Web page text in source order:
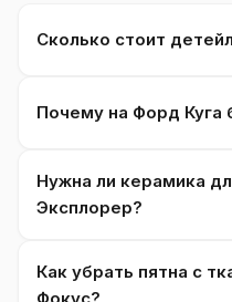
Сколько стоит
Почему на Форд
Нужна ли керамика
Эксплорер?
Как убрать пятна с